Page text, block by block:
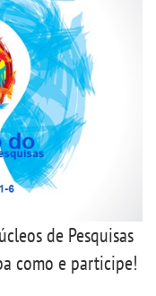
de Pesquisas
como e participe!